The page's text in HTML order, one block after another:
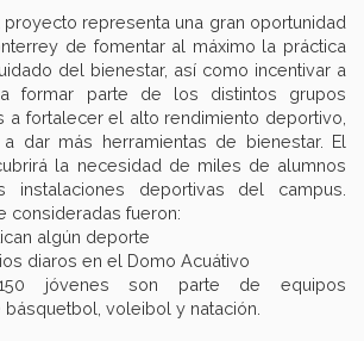
representa una gran oportunidad
de fomentar al máximo la práctica
del bienestar, así como incentivar a
formar parte de los distintos grupos
a fortalecer el alto rendimiento deportivo,
dar más herramientas de bienestar. El
la necesidad de miles de alumnos
instalaciones deportivas del campus.
consideradas fueron:
algún deporte
diaros en el Domo Acuátivo
jóvenes son parte de equipos
voleibol y natación.